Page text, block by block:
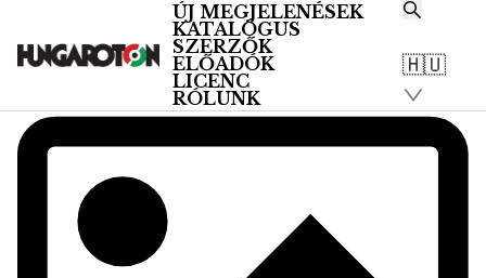
ÚJ MEGJELENÉSEK
KATALÓGUS
SZERZŐK
ELŐADÓK
LICENC
RÓLUNK
🇭🇺